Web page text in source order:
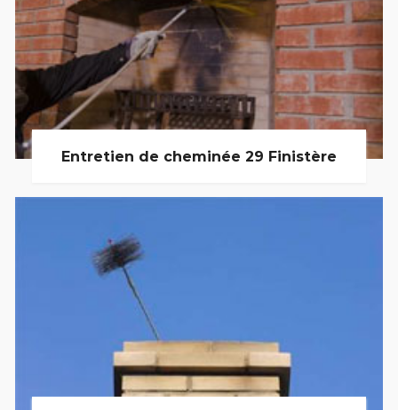
Entretien de cheminée 29 Finistère